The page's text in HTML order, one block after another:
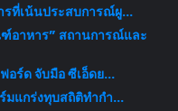
ที่เน้นประสบการณ์ผู...
อาหาร” สถานการณ์และ
ร์ด จับมือ ซีเอ็ดย...
มแกร่งทุบสถิติทำกำ...